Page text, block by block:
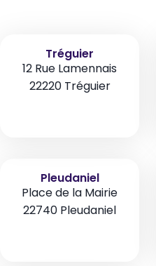
Tréguier
12 Rue Lamennais
22220 Tréguier
Pleudaniel
Place de la Mairie
22740 Pleudaniel